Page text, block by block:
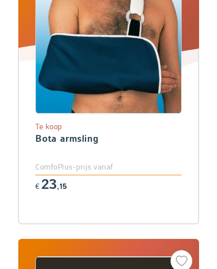
Bota armsling
Te koop
ComfoPlus-prijs vanaf
€ 23,15